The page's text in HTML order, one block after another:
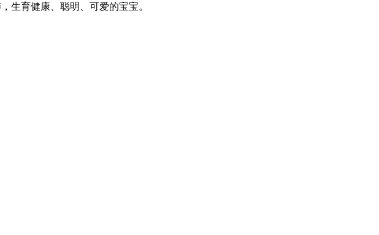
生育健康、聪明、可爱的宝宝。